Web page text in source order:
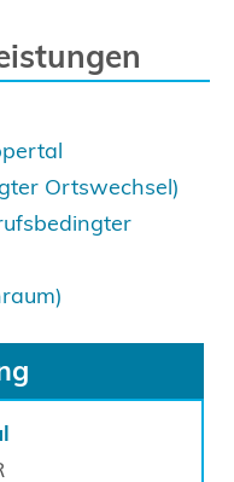
Ortswechsel)